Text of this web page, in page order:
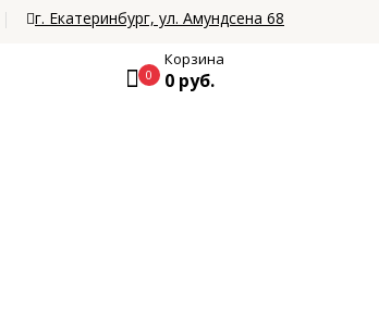
г. Екатеринбург, ул. Амундсена 68
0
Корзина
0 руб.